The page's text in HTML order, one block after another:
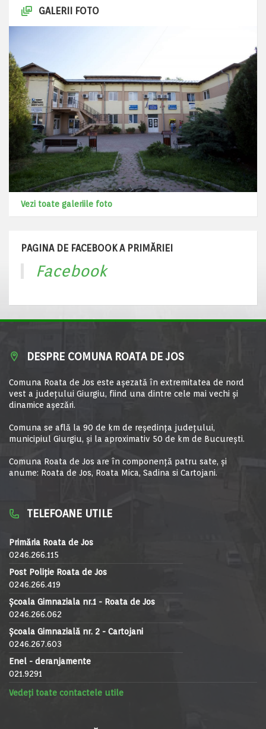
GALERII FOTO
Vezi toate galeriile foto
PAGINA DE FACEBOOK A PRIMĂRIEI
Facebook
DESPRE COMUNA ROATA DE JOS
Comuna Roata de Jos este aşezată în extremitatea de nord
vest a judeţului Giurgiu, fiind una dintre cele mai vechi şi
dinamice aşezări.
Comuna se află la 90 de km de reşedinţa judeţului,
municipiul Giurgiu, şi la aproximativ 50 de km de Bucureşti.
Comuna Roata de Jos are în componență patru sate, și
anume: Roata de Jos, Roata Mica, Sadina si Cartojani.
TELEFOANE UTILE
Primăria Roata de Jos
0246.266.115
Post Poliție Roata de Jos
0246.266.419
Școala Gimnaziala nr.1 - Roata de Jos
0246.266.062
Școala Gimnazială nr. 2 - Cartojani
0246.267.603
Enel - deranjamente
021.9291
Vedeți toate contactele utile